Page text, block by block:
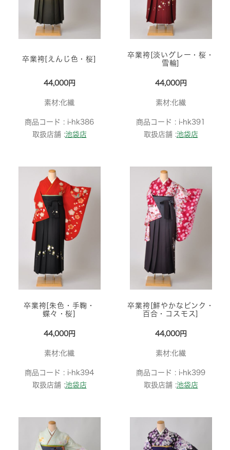
卒業袴[えんじ色・桜]
44,000円
素材:化繊
商品コード : i-hk386
取扱店舗 :池袋店
卒業袴[淡いグレー・桜・
雪輪]
44,000円
素材:化繊
商品コード : i-hk391
取扱店舗 :池袋店
卒業袴[朱色・手鞠・
蝶々・桜]
44,000円
素材:化繊
商品コード : i-hk394
取扱店舗 :池袋店
卒業袴[鮮やかなピンク・
百合・コスモス]
44,000円
素材:化繊
商品コード : i-hk399
取扱店舗 :池袋店